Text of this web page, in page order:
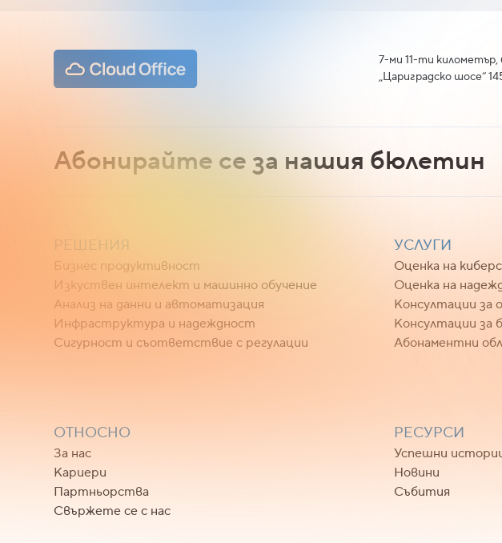
7-ми 11-ти километър,
„Цариградско шосе“
Абонирайте се за нашия бюлетин
РЕШЕНИЯ
Бизнес продуктивност
Изкуствен интелект и машинно обучение
Анализ на данни и автоматизация
Инфраструктура и надеждност
Сигурност и съответствие с регулации
УСЛУГИ
Оценка на
Оценка на
Консултации за
Консултации за
Абонаментни
ОТНОСНО
За нас
Кариери
Партньорства
Свържете се с нас
РЕСУРСИ
Успешни
Новини
Събития